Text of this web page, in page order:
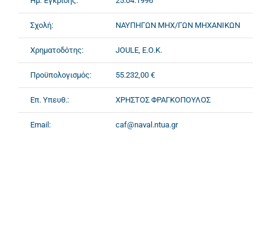
Σχολή: ΝΑΥΠΗΓΩΝ ΜΗΧ/ΓΩΝ ΜΗΧΑΝΙΚΩΝ
Χρηματοδότης: JOULE, Ε.Ο.Κ.
Προϋπολογισμός: 55.232,00 €
Επ. Υπευθ.: ΧΡΗΣΤΟΣ ΦΡΑΓΚΟΠΟΥΛΟΣ
Email: caf@naval.ntua.gr